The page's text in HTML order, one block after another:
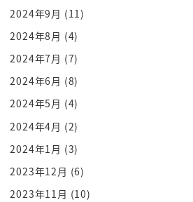
分からなければ それが急にで
でですね 解除しましょう はい
賛成 じゃあ解除してください
ます ちなみにですよ この国会
ね 戒厳軍も突入したんですよ
ですか 要するに戒厳令によって
られた軍がですね 国会にです
たんですね すごい映像が残っ
スマホの時代ですからみんな撮っ
それでですね すごいですよ も
2024年9月 (11)
2024年8月 (4)
2024年7月 (7)
2024年6月 (8)
2024年5月 (4)
2024年4月 (2)
2024年1月 (3)
2023年12月 (6)
2023年11月 (10)